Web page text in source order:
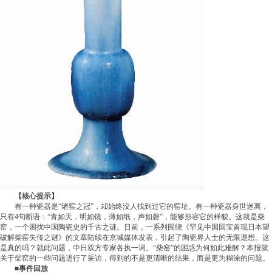
【核心提示】
有一种瓷器是“诸窑之冠”，却始终没人找到过它的窑址。有一种瓷器身世迷离，
只有4句断语：“青如天，明如镜，薄如纸，声如磬”，能够形容它的样貌。这就是柴
窑，一个困扰中国陶瓷史的千古之谜。日前，一系列围绕《罕见中国国宝首现日本望
破解柴窑失传之谜》的文章陆续在京城媒体发表，引起了陶瓷界人士的无限遐想。这
是真的吗？就此问题，中日双方专家各执一词。“柴窑”的困惑为何如此难解？本报就
关于柴窑的一些问题进行了采访，得到的不是更清晰的结果，而是更为糊涂的问题。
■事件回放